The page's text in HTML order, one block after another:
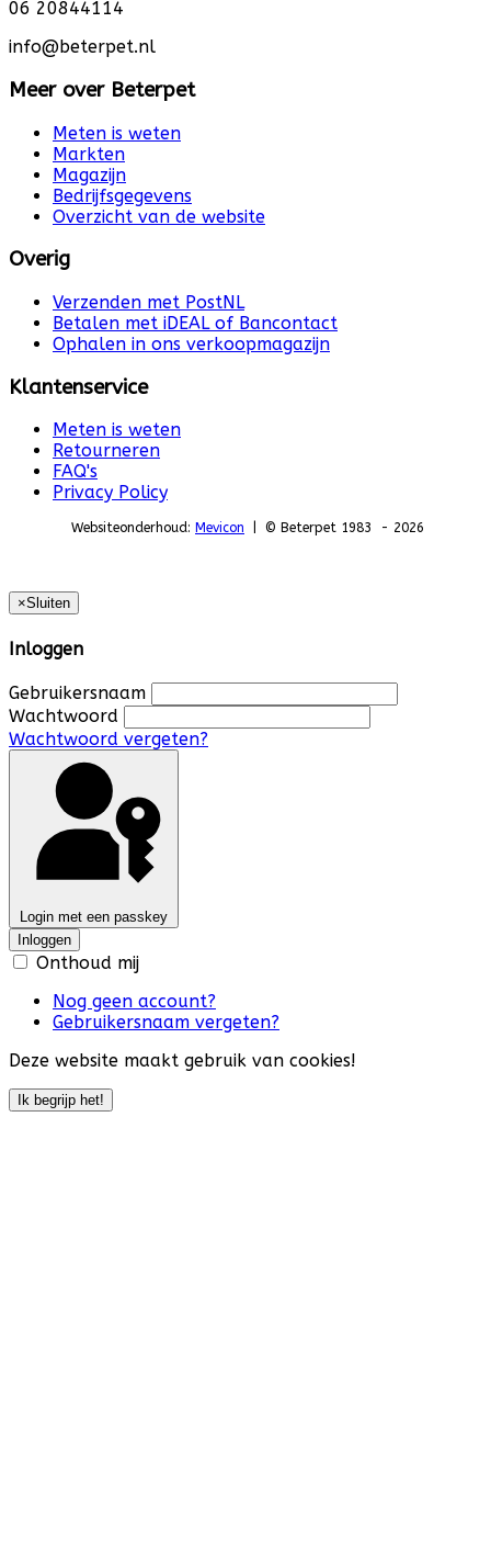
06 20844114
info@beterpet.nl
Meer over Beterpet
Meten is weten
Markten
Magazijn
Bedrijfsgegevens
Overzicht van de website
Overig
Verzenden met PostNL
Betalen met iDEAL of Bancontact
Ophalen in ons verkoopmagazijn
Klantenservice
Meten is weten
Retourneren
FAQ's
Privacy Policy
Websiteonderhoud: Mevicon | © Beterpet 1983 - 2026
×Sluiten
Inloggen
Gebruikersnaam
Wachtwoord
Wachtwoord vergeten?
Login met een passkey
Inloggen
Onthoud mij
Nog geen account?
Gebruikersnaam vergeten?
Deze website maakt gebruik van cookies!
Ik begrijp het!